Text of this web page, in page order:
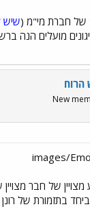
שיש
מועלים הנה
הרוח
New
של חבר מצויין
בתזמורת של